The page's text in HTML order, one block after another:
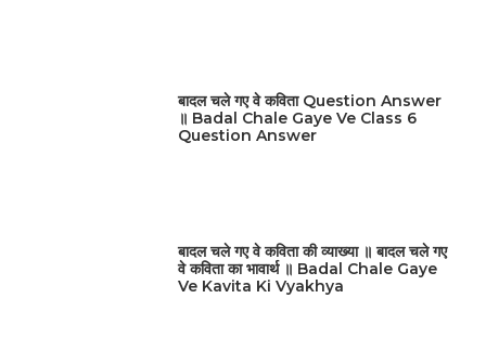
बादल चले गए वे कविता Question Answer
॥ Badal Chale Gaye Ve Class 6
Question Answer
बादल चले गए वे कविता की व्याख्या ॥ बादल चले गए
वे कविता का भावार्थ ॥ Badal Chale Gaye
Ve Kavita Ki Vyakhya